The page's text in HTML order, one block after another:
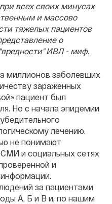
всех своих минусах
и массово
тяжелых пациентов
о
ИВЛ - миф.
миллионов заболевших
зараженных
пациент был
Но с начала эпидемии
лечению.
не понимают
СМИ и социальных сетях
и
за пациентами
А, Б и В и, по нашим